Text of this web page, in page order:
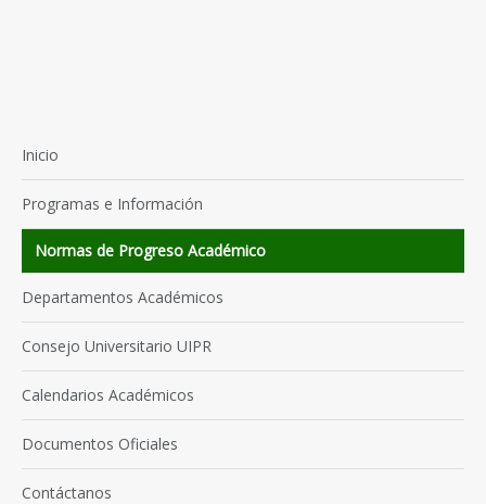
Inicio
Programas e Información
Normas de Progreso Académico
Departamentos Académicos
Consejo Universitario UIPR
Calendarios Académicos
Documentos Oficiales
Contáctanos